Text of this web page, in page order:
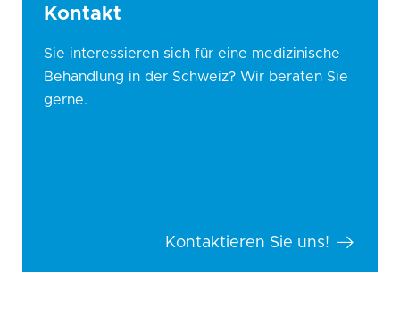
Kontakt
Sie interessieren sich für eine medizinische
Behandlung in der Schweiz? Wir beraten Sie
gerne.
Kontaktieren Sie uns!